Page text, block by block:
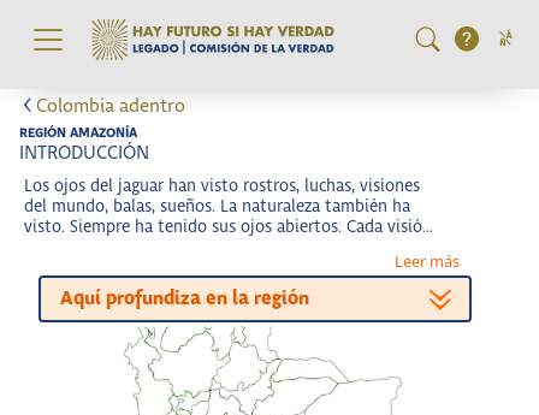
Pasar al contenido principal
Colombia adentro
REGIÓN AMAZONÍA
INTRODUCCIÓN
Los ojos del jaguar han visto rostros, luchas, visiones
del mundo, balas, sueños. La naturaleza también ha
visto. Siempre ha tenido sus ojos abiertos. Cada visión
de las nubes es una constelación que, junto con las
demás, forman un cosmos que cuenta una sola
historia. La Amazonía está llena de estas visiones. Por
eso, es desde allí que empieza el relato de esta región.
Leer más
Aquí profundiza en la región